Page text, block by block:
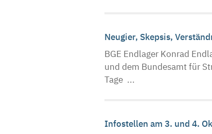
Neugier, Skepsis,
BGE Endlager Konrad
und dem Bundesamt für
Tage ...
Infostellen am 3. und 4.